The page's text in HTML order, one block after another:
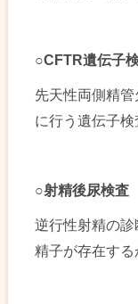
○CFTR遺伝子
先天性両側精
に行う遺伝子検
○射精後尿検査
逆行性射精の
精子が存在する